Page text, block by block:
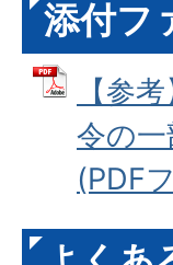
添付フ
【参
令の
(PDF